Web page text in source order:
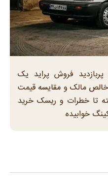
فروش پراید یک
خالص مالک و مقایسه قیمت
تا خطرات و ریسک خرید
خوابیده